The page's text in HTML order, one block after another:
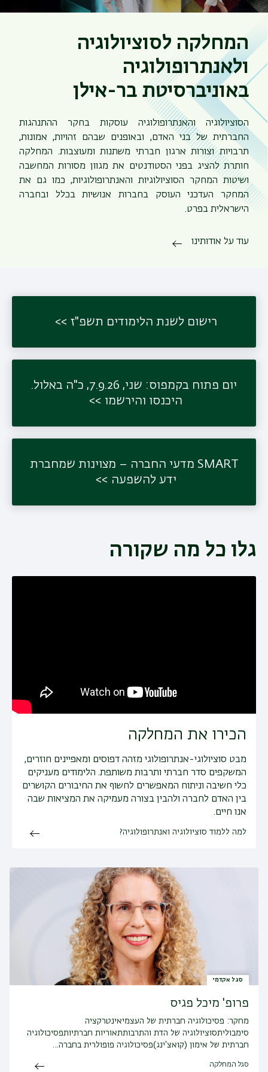
המחלקה לסוציולוגיה
ולאנתרופולוגיה
באוניברסיטת בר-אילן
הסוציולוגיה והאנתרופולוגיה עוסקות בחקר ההתנהגות
החברתית של בני האדם, ובאופנים שבהם זהויות, אמונות,
תרבויות וצורות ארגון חברתי משתנות ומעוצבות. המחלקה
חותרת להציג בפני הסטודנטים את מגוון מסורות המחשבה
ושיטות המחקר הסוציולוגיות והאנתרופולוגיות, כמו גם את
המחקר העדכני העוסק בחברות אנושיות בכלל ובחברה
הישראלית בפרט.
עוד על אודותינו
רישום לשנת הלימודים תשפ"ז
יום פתוח בקמפוס: שני, 7.9.26, כ"ה באלול.
היכנסו והירשמו
SMART מדעי החברה – מצוינות שמחברת
ידע להשפעה
גלו כל מה שקורה
הכירו את המחלקה
מבט סוציולוגי-אנתרופולוגי מזהה דפוסים ומאפיינים חוזרים,
המשקפים סדר חברתי ותרבות משותפת. הלימודים מעניקים
כלי חשיבה וניתוח המאפשרים לחשוף את החיבורים הקושרים
בין האדם לחברה ולהבין בצורה מעמיקה את המציאות שבה
אנו חיים.
למה ללמוד סוציולוגיה ואנתרופולוגיה?
סגל אקדמי
פרופ' מיכל פגיס
מחקר: פסיכולוגיה חברתית של העצמיאינטרקציה
סימבוליתסוציולוגיה של הדת והתרבותתאוריות חברתיותפסיכולוגיה
חברתית של אימון (קואצ'ינג)פסיכולוגיה פופולרית בחברה…
סגל המחלקה